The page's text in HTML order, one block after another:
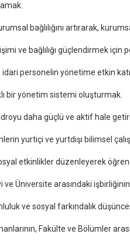
bağlılığını artırarak,
ve bağlılığı güçlendirmek
personelin yönetime etkin
bir yönetim sistemi oluşturmak.
daha güçlü ve aktif hale
yurtiçi ve yurtdışı bilimsel
etkinlikler düzenleyerek
ve Üniversite arasındaki
ve sosyal farkındalık
Fakülte ve Bölümler